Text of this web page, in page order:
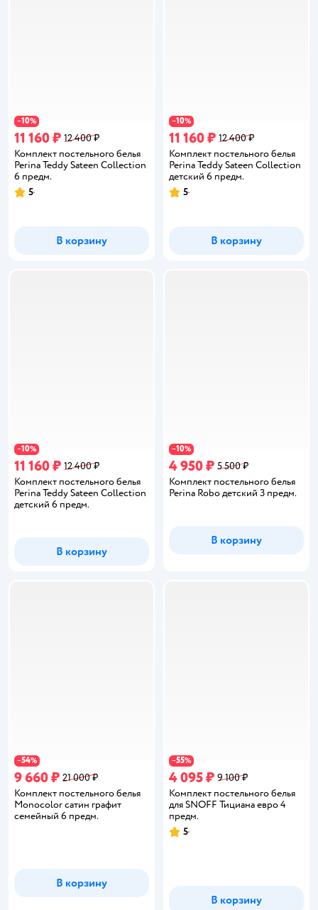
−10%
11 160 ₽ 12 400 ₽
Комплект постельного белья
Perina Teddy Sateen Collection
6 предм.
Рейтинг:
5
В корзину
−10%
11 160 ₽ 12 400 ₽
Комплект постельного белья
Perina Teddy Sateen Collection
детский 6 предм.
Рейтинг:
5
В корзину
−10%
11 160 ₽ 12 400 ₽
Комплект постельного белья
Perina Teddy Sateen Collection
детский 6 предм.
В корзину
−10%
4 950 ₽ 5 500 ₽
Комплект постельного белья
Perina Robo детский 3 предм.
В корзину
−54%
9 660 ₽ 21 000 ₽
Комплект постельного белья
Monocolor сатин графит
семейный 6 предм.
В корзину
−55%
4 095 ₽ 9 100 ₽
Комплект постельного белья
для SNOFF Тициана евро 4
предм.
Рейтинг:
5
В корзину